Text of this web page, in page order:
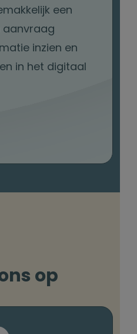
een
aanvraag
inzien en
in het digitaal
op